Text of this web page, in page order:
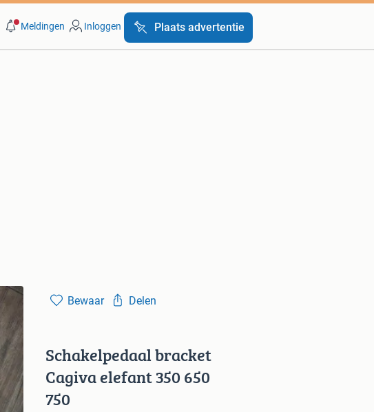
Meldingen Inloggen Plaats advertentie
Bewaar Delen
Schakelpedaal bracket
Cagiva elefant 350 650
750